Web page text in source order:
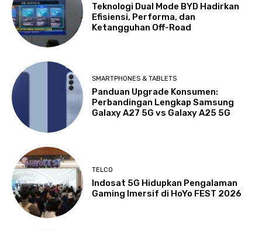
Teknologi Dual Mode BYD Hadirkan
Efisiensi, Performa, dan
Ketangguhan Off-Road
SMARTPHONES & TABLETS
Panduan Upgrade Konsumen:
Perbandingan Lengkap Samsung
Galaxy A27 5G vs Galaxy A25 5G
TELCO
Indosat 5G Hidupkan Pengalaman
Gaming Imersif di HoYo FEST 2026